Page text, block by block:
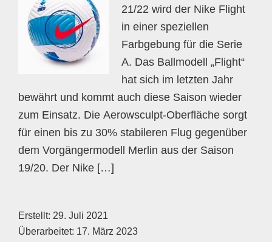
21/22 wird der Nike Flight
in einer speziellen
Farbgebung für die Serie
A. Das Ballmodell „Flight“
hat sich im letzten Jahr
bewährt und kommt auch diese Saison wieder
zum Einsatz. Die Aerowsculpt-Oberfläche sorgt
für einen bis zu 30% stabileren Flug gegenüber
dem Vorgängermodell Merlin aus der Saison
19/20. Der Nike […]
Erstellt: 29. Juli 2021
Überarbeitet: 17. März 2023